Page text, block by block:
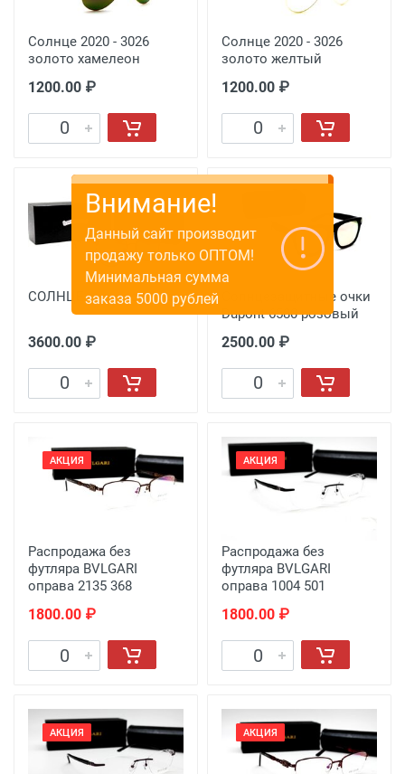
Солнце 2020 - 3026
золото хамелеон
1200.00 ₽
Солнце 2020 - 3026
золото желтый
1200.00 ₽
СОЛНЦЕ - pornooisseur
3600.00 ₽
Солнцезащитные очки
Dupont 6580 розовый
2500.00 ₽
АКЦИЯ
Распродажа без
футляра BVLGARI
оправа 2135 368
1800.00 ₽
АКЦИЯ
Распродажа без
футляра BVLGARI
оправа 1004 501
1800.00 ₽
АКЦИЯ АКЦИЯ